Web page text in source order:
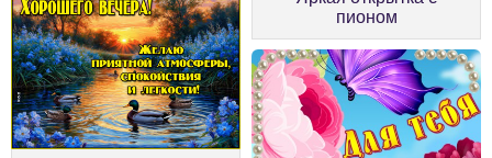
пионом